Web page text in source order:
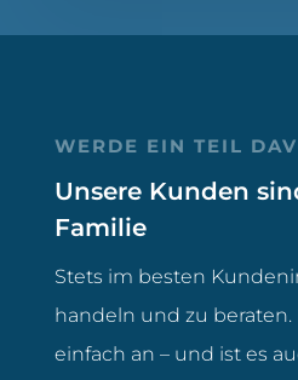
WERDE EIN TEIL
Unsere Kunden
Familie
Stets im besten
handeln und zu beraten.
einfach an – und ist es